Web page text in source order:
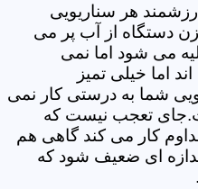
هر سناریویی
دستگاه از آب پر می
می شود اما نمی
اما خیلی تمیز
شما به درستی کار نمی
تعجب نیست که
کار می کند گاهی هم
ای ضعیف شود که